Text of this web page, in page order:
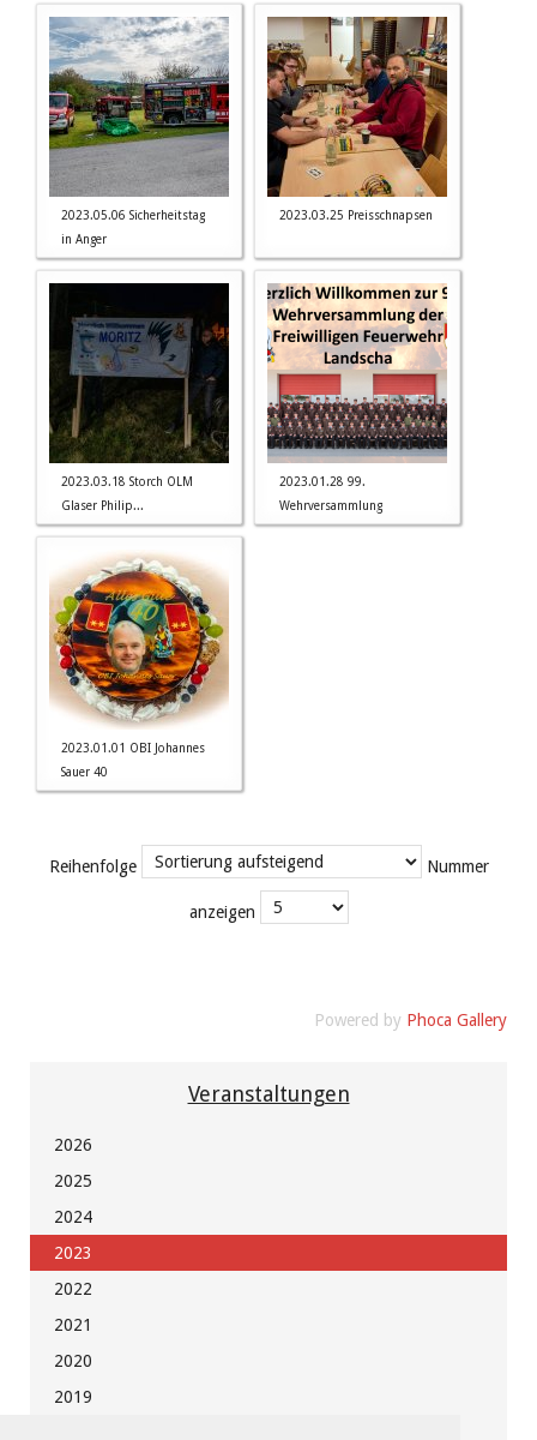
2023.05.06 Sicherheitstag
in Anger
2023.03.25 Preisschnapsen
2023.03.18 Storch OLM
Glaser Philip...
2023.01.28 99.
Wehrversammlung
2023.01.01 OBI Johannes
Sauer 40
Reihenfolge Nummer
anzeigen
Powered by Phoca Gallery
Veranstaltungen
2026
2025
2024
2023
2022
2021
2020
2019